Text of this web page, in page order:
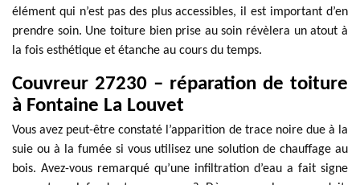
élément qui n’est pas des plus accessibles, il est important d’en
prendre soin. Une toiture bien prise au soin révèlera un atout à
la fois esthétique et étanche au cours du temps.
Couvreur 27230 – réparation de toiture
à Fontaine La Louvet
Vous avez peut-être constaté l’apparition de trace noire due à la
suie ou à la fumée si vous utilisez une solution de chauffage au
bois. Avez-vous remarqué qu’une infiltration d’eau a fait signe